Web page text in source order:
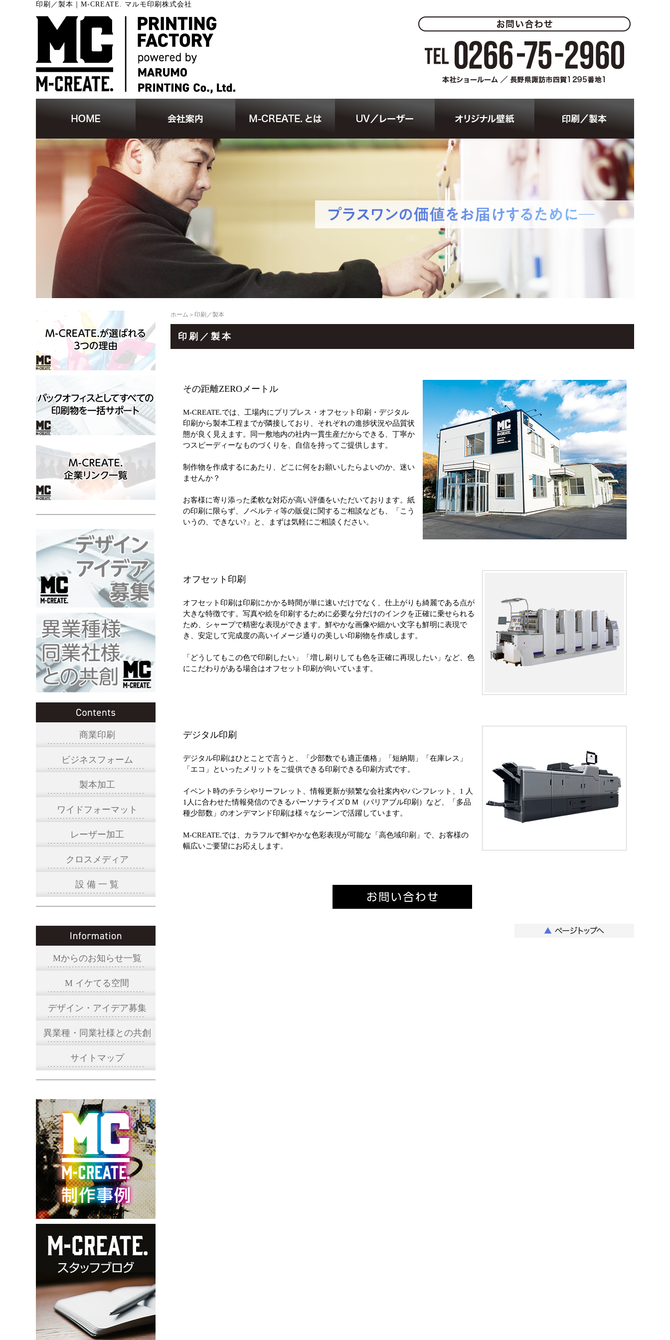
印刷／製本 M-CREATE. マルモ印刷株式会社
ホーム ＞印刷／製本
印刷／製本
その距離ZEROメートル
M-CREATE.では、工場内にプリプレス・オフセット印刷・デジタル
印刷から製本工程までが隣接しており、それぞれの進捗状況や品質状
態が良く見えます。同一敷地内の社内一貫生産だからできる、丁寧か
つスピーディーなものづくりを、自信を持ってご提供します。
制作物を作成するにあたり、どこに何をお願いしたらよいのか、迷い
ませんか？
お客様に寄り添った柔軟な対応が高い評価をいただいております。紙
の印刷に限らず、ノベルティ等の販促に関するご相談なども、「こう
いうの、できない?」と、まずは気軽にご相談ください。
オフセット印刷
オフセット印刷は印刷にかかる時間が単に速いだけでなく、仕上がりも綺麗である点が
大きな特徴です。写真や絵を印刷するために必要な分だけのインクを正確に乗せられる
ため、シャープで精密な表現ができます。鮮やかな画像や細かい文字も鮮明に表現で
き、安定して完成度の高いイメージ通りの美しい印刷物を作成します。
「どうしてもこの色で印刷したい」「増し刷りしても色を正確に再現したい」など、色
にこだわりがある場合はオフセット印刷が向いています。
デジタル印刷
デジタル印刷はひとことで言うと、「少部数でも適正価格」「短納期」「在庫レス」
「エコ」といったメリットをご提供できる印刷できる印刷方式です。
イベント時のチラシやリーフレット、情報更新が頻繁な会社案内やパンフレット、1 人
1人に合わせた情報発信のできるパーソナライズＤＭ（バリアブル印刷）など、「多品
種少部数」のオンデマンド印刷は様々なシーンで活躍しています。
M-CREATE.では、カラフルで鮮やかな色彩表現が可能な「高色域印刷」で、お客様の
幅広いご要望にお応えします。
商業印刷
ビジネスフォーム
製本加工
ワイドフォーマット
レーザー加工
クロスメディア
設 備 一 覧
Mからのお知らせ一覧
M イケてる空間
デザイン・アイデア募集
異業種・同業社様との共創
サイトマップ